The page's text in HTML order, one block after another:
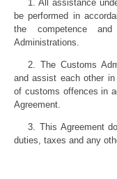
1. All assistance
be performed in
the competence
Administrations.
2. The Customs
and assist each other
of customs offences in
Agreement.
3. This Agreement
duties, taxes and any